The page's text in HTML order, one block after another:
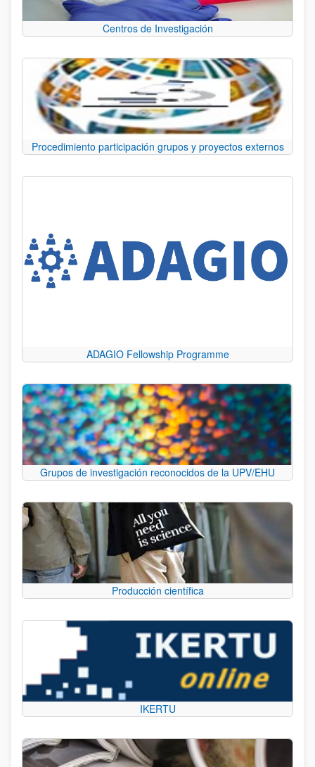
Centros de Investigación
Procedimiento participación grupos y proyectos externos
ADAGIO Fellowship Programme
Grupos de investigación reconocidos de la UPV/EHU
Producción científica
IKERTU